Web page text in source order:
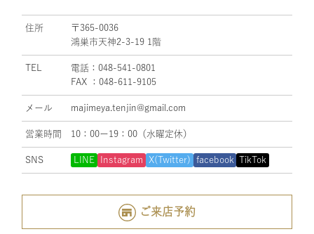
住所
〒365-0036
鴻巣市天神2-3-19 1階
TEL
電話：048-541-0801
FAX ：048-611-9105
メール majimeya.tenjin@gmail.com
営業時間 10：00ー19：00（水曜定休）
SNS LINE Instagram X(Twitter) facebook TikTok
ご来店予約